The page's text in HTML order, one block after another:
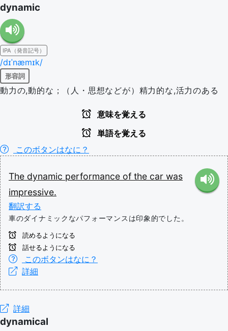
dynamic
IPA（発音記号）
/dɪˈnæmɪk/
形容詞
動力の,動的な；（人・思想などが）精力的な,活力のある
意味を覚える
単語を覚える
このボタンはなに？
The dynamic performance of the car was
impressive.
翻訳する
車のダイナミックなパフォーマンスは印象的でした。
読めるようになる
話せるようになる
このボタンはなに？
詳細
詳細
dynamical